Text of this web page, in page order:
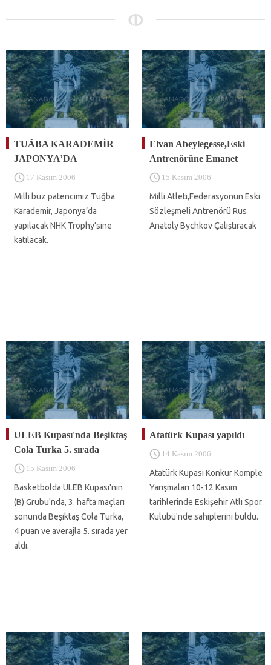
TUÃBA KARADEMİR
JAPONYA’DA
17 Kasım 2006
Milli buz patencimiz Tuğba
Karademir, Japonya’da
yapılacak NHK Trophy’sine
katılacak.
Elvan Abeylegesse,Eski
Antrenörüne Emanet
15 Kasım 2006
Milli Atleti,Federasyonun Eski
Sözleşmeli Antrenörü Rus
Anatoly Bychkov Çalıştıracak
ULEB Kupası'nda Beşiktaş
Cola Turka 5. sırada
15 Kasım 2006
Basketbolda ULEB Kupası'nın
(B) Grubu'nda, 3. hafta maçları
sonunda Beşiktaş Cola Turka,
4 puan ve averajla 5. sırada yer
aldı.
Atatürk Kupası yapıldı
14 Kasım 2006
Atatürk Kupası Konkur Komple
Yarışmaları 10-12 Kasım
tarihlerinde Eskişehir Atlı Spor
Kulübü'nde sahiplerini buldu.